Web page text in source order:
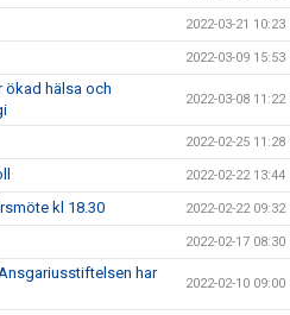
2022-03-21 10:23
2022-03-09 15:53
ökad hälsa och
2022-03-08 11:22
2022-02-25 11:28
2022-02-22 13:44
kl 18.30 2022-02-22 09:32
2022-02-17 08:30
har
2022-02-10 09:00